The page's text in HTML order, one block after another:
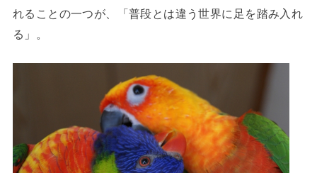
れることの一つが、「普段とは違う世界に足を踏み入れ
る」。